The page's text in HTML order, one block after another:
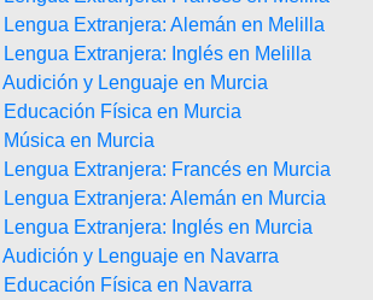
Extranjera: Alemán en Melilla
Extranjera: Inglés en Melilla
y Lenguaje en Murcia
Educación Física en Murcia
en Murcia
Extranjera: Francés en Murcia
Extranjera: Alemán en Murcia
Extranjera: Inglés en Murcia
y Lenguaje en Navarra
Educación Física en Navarra